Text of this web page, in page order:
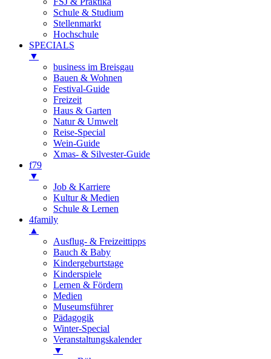
Schule & Studium
Stellenmarkt
Hochschule
SPECIALS
▼
business im Breisgau
Bauen & Wohnen
Festival-Guide
Freizeit
Haus & Garten
Natur & Umwelt
Reise-Special
Wein-Guide
Xmas- & Silvester-Guide
f79
▼
Job & Karriere
Kultur & Medien
Schule & Lernen
4family
▲
Ausflug- & Freizeittipps
Bauch & Baby
Kindergeburtstage
Kinderspiele
Lernen & Fördern
Medien
Museumsführer
Pädagogik
Winter-Special
Veranstaltungskalender
▼